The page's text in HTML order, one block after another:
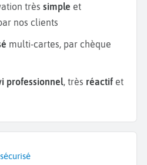
très simple et
nos clients
multi-cartes, par chèque
professionnel, très réactif et